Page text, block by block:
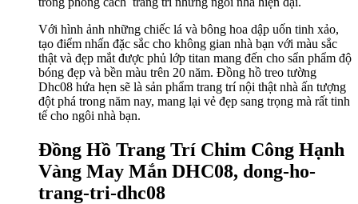
Với hình ảnh những chiếc lá và bông hoa dập uốn tinh xảo,
tạo điểm nhấn đặc sắc cho không gian nhà bạn với màu sắc
thật và đẹp mắt được phủ lớp titan mang đến cho sẩn phẩm độ
bóng đẹp và bền màu trên 20 năm. Đồng hồ treo tường
Dhc08 hứa hẹn sẽ là sản phẩm trang trí nội thật nhà ấn tượng
đột phá trong năm nay, mang lại vẻ đẹp sang trọng mà rất tinh
tế cho ngôi nhà bạn.
Đồng Hồ Trang Trí Chim Công Hạnh
Vàng May Mắn DHC08, dong-ho-
trang-tri-dhc08